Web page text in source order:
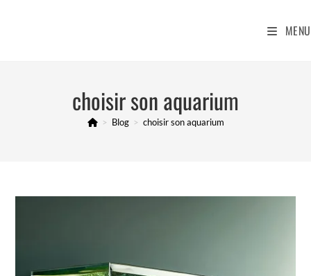
MENU
choisir son aquarium
> Blog > choisir son aquarium